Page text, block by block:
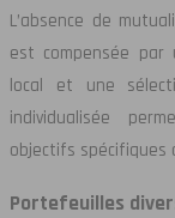
L’absence de
est compensée par
local et une
individualisée
objectifs spécifiques
Portefeuilles